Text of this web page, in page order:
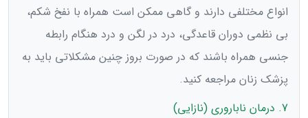
انواع مختلفی دارند و گاهی ممکن است همراه با نفخ شکم،
بی نظمی دوران قاعدگی، درد در لگن و درد هنگام رابطه
جنسی همراه باشند که در صورت بروز چنین مشکلاتی باید به
پزشک زنان مراجعه کنید.
7. درمان ناباروری (نازایی)